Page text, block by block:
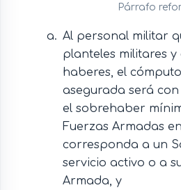
Párrafo
Al personal militar
planteles militares
haberes, el
asegurada será
el sobrehaber
Fuerzas Armadas
corresponda a un
servicio activo o a
Armada, y